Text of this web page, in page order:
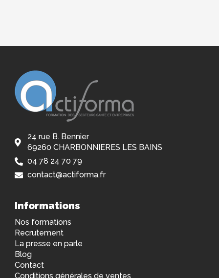
24 rue B. Bennier
69260 CHARBONNIERES LES BAINS
04 78 24 70 79
contact@actiforma.fr
Informations
Nos formations
Recrutement
La presse en parle
Blog
Contact
Conditions générales de ventes